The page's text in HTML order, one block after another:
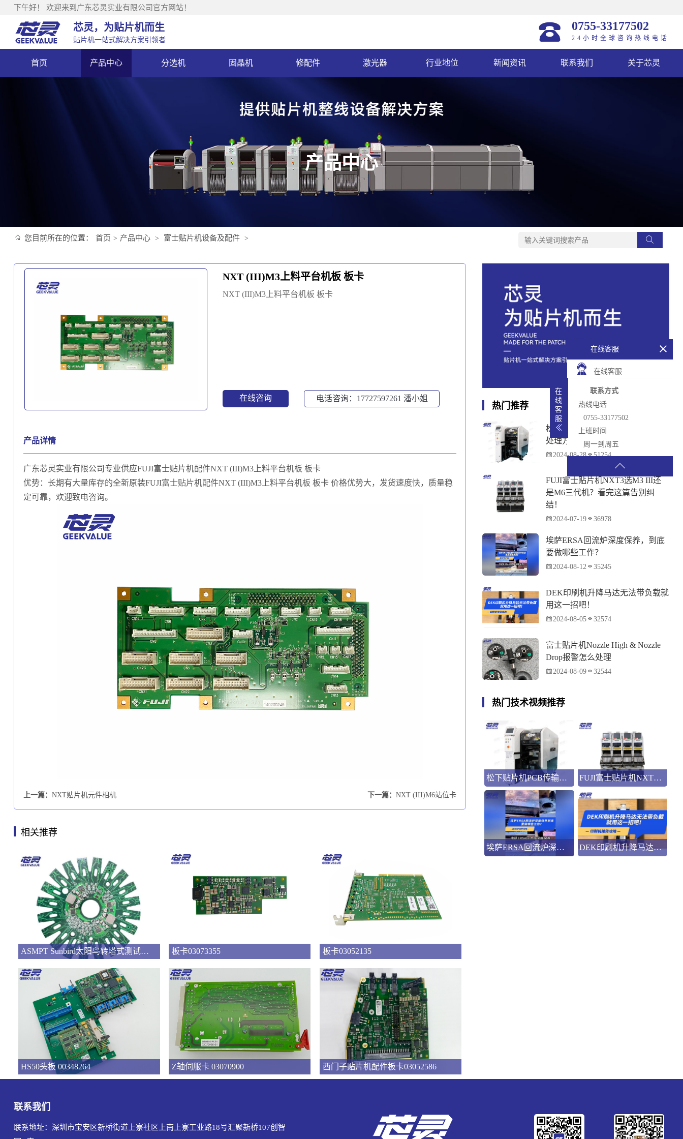
下午好！ 欢迎来到广东芯灵实业有限公司官方网站！
芯灵，为贴片机而生
贴片机一站式解决方案引领者
0755-33177502
24小时全球咨询热线电话
首页 产品中心 分选机 固晶机 修配件 激光器 行业地位 新闻资讯 联系我们 关于芯灵
产品中心
您目前所在的位置： 首页 > 产品中心 > 富士贴片机设备及配件 >
NXT (III)M3上料平台机板 板卡
NXT (III)M3上料平台机板 板卡
在线咨询 电话咨询：17727597261 潘小姐
产品详情
广东芯灵实业有限公司专业供应FUJI富士贴片机配件NXT (III)M3上料平台机板 板卡
优势：长期有大量库存的全新原装FUJI富士贴片机配件NXT (III)M3上料平台机板 板卡 价格优势大，发货速度快，质量稳
定可靠，欢迎致电咨询。
上一篇： NXT贴片机元件相机 下一篇：NXT (III)M6站位卡
相关推荐
ASMPT Sunbird太阳鸟转塔式测试分选机板卡 板卡03073355 板卡03052135
HS50头板 00348264 Z轴伺服卡 03070900 西门子贴片机配件板卡03052586
热门推荐
松下贴片机PCB传输不畅的原因与
处理方法
2024-08-28 51254
FUJI富士贴片机NXT3选M3 III还
是M6三代机？看完这篇告别纠
结！
2024-07-19 36978
埃萨ERSA回流炉深度保养，到底
要做哪些工作？
2024-08-12 35245
DEK印刷机升降马达无法带负载就
用这一招吧！
2024-08-05 32574
富士贴片机Nozzle High & Nozzle
Drop报警怎么处理
2024-08-09 32544
热门技术视频推荐
松下贴片机PCB传输不畅的原因与处理方法 FUJI富士贴片机NXT3选M3 III还是M6三代机？看完这篇告别纠结！
埃萨ERSA回流炉深度保养，到底要做哪些工作？ DEK印刷机升降马达无法带负载就用这一招吧！
联系我们
联系地址：深圳市宝安区新桥街道上寮社区上南上寮工业路18号汇聚新桥107创智
在线客服
在线客服
联系方式
热线电话
0755-33177502
上班时间
周一到周五
在
线
客
服